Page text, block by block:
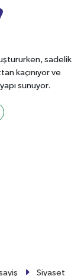
sadelik
kaçınıyor ve
sunuyor.
Siyaset